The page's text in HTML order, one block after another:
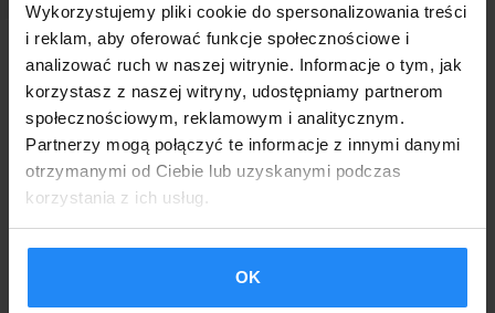
Wykorzystujemy pliki cookie do spersonalizowania treści
i reklam, aby oferować funkcje społecznościowe i
analizować ruch w naszej witrynie. Informacje o tym, jak
korzystasz z naszej witryny, udostępniamy partnerom
społecznościowym, reklamowym i analitycznym.
Partnerzy mogą połączyć te informacje z innymi danymi
otrzymanymi od Ciebie lub uzyskanymi podczas
korzystania z ich usług.
OK